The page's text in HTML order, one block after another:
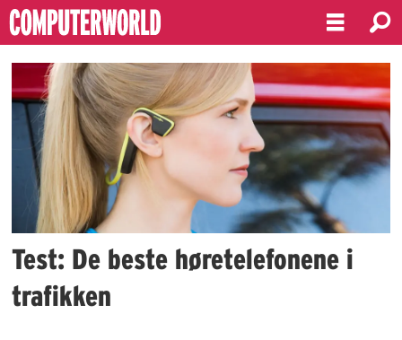
Emne:
aftershokz
Test: De beste høretelefonene i
trafikken